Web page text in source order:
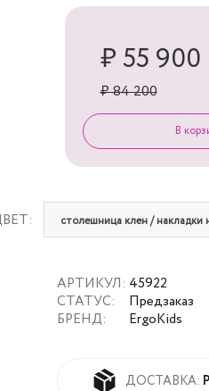
АРТИКУЛ:
СТАТУС:
БРЕНД:
45922
Предзаказ
ErgoKids
ДОСТАВКА:
столешница клен / накладки
₽ 55 900
₽ 84 200